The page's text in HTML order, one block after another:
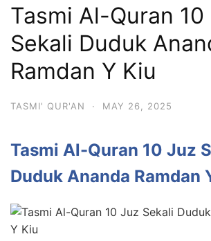
Tasmi Al-Quran 10
Sekali Duduk
Ramdan Y Kiu
TASMI' QUR'AN · MAY 26, 2025
Tasmi Al-Quran 10 Juz
Duduk Ananda Ramdan